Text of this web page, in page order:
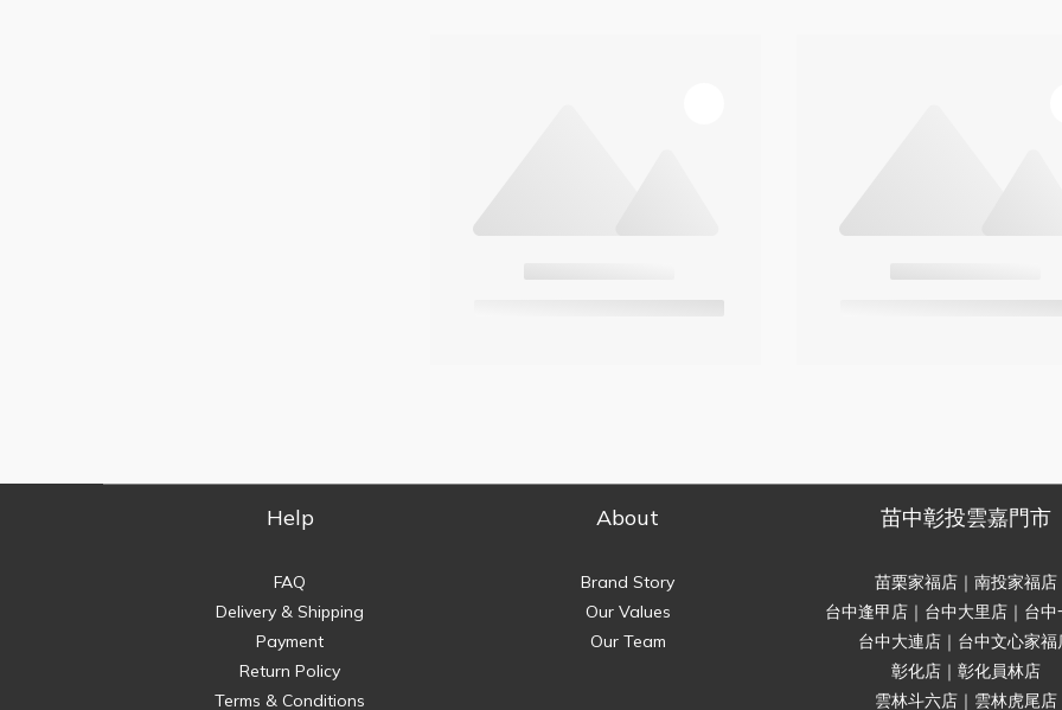
Help
FAQ
Delivery & Shipping
Payment
Return Policy
Terms & Conditions
About
Brand Story
Our Values
Our Team
苗中彰投雲嘉門市
苗栗家福店｜南投家福店
台中逢甲店｜台中大里店｜台中
台中大連店｜台中文心家福
彰化店｜彰化員林店
雲林斗六店｜雲林虎尾店